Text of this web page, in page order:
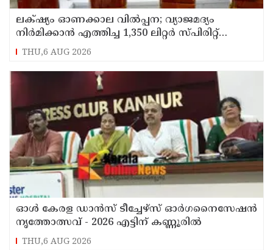
ലക്‌ഷ്യം ഓണക്കാല വിൽപ്പന; വ്യാജമദ്യം
നിർമിക്കാൻ എത്തിച്ച 1,350 ലിറ്റർ സ്പിരിറ്റ്
പിടികൂടി; രണ്ട് പേർ അറസ്റ്റിൽ
THU,6 AUG 2026
ഓൾ കേരള ഡാൻസ് ടീച്ചേഴ്സ് ഓർഗനൈസേഷൻ
നൃത്തോത്സവ് - 2026 എട്ടിന് കണ്ണൂരിൽ
THU,6 AUG 2026